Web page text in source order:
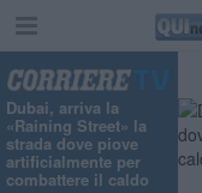
Dubai, arriva la
«Raining Street» la
strada dove piove
artificialmente per
combattere il caldo